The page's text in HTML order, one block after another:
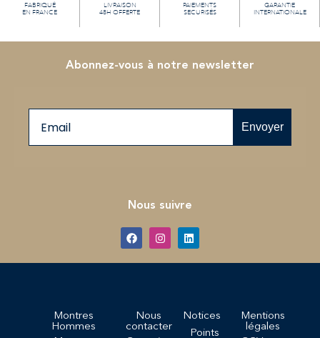
FABRIQUÉ
EN FRANCE
LIVRAISON
48H OFFERTE
PAIEMENTS
SECURISÉS
GARANTIE
INTERNATIONALE
Abonnez-vous à notre newsletter
Envoyer
Nous suivre
Montres
Hommes
Nous
contacter
Notices
Points
Mentions
légales